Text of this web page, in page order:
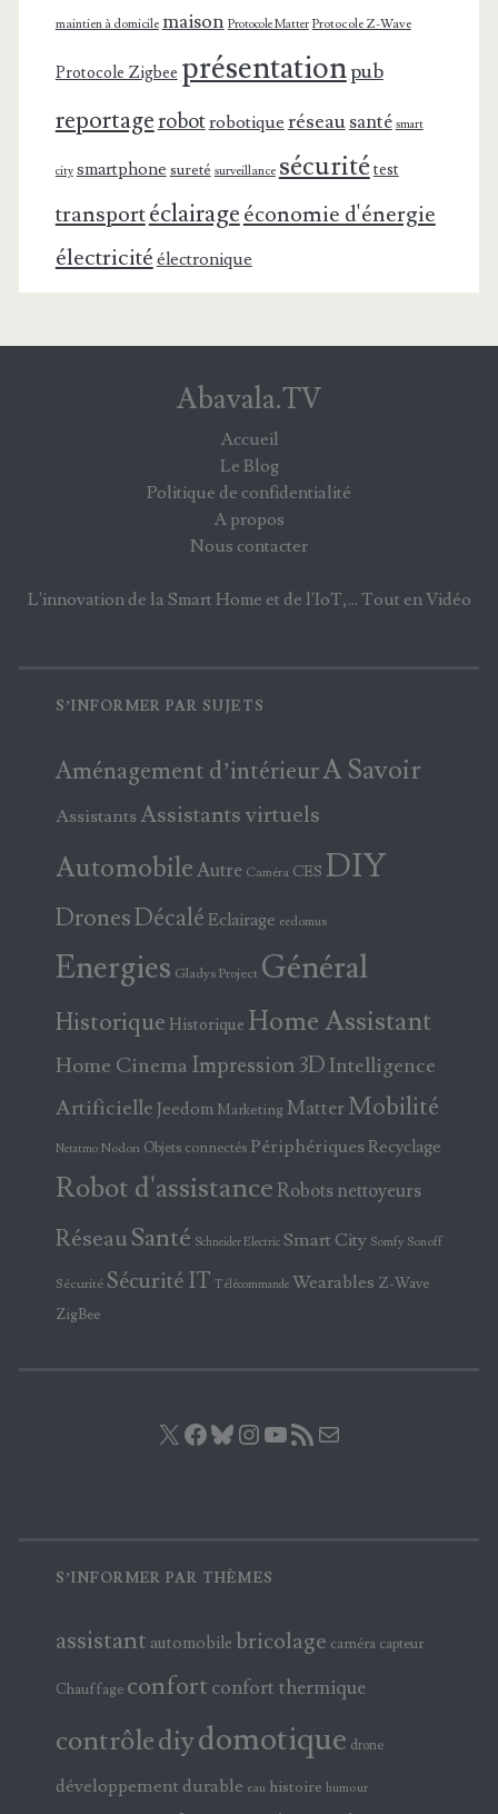
maintien à domicile maison Protocole Matter Protocole Z-Wave
Protocole Zigbee présentationpub
reportagerobotrobotique réseausanté smart
city smartphone sureté surveillance sécuritétest
transportéclairageéconomie d'énergie
électricité électronique
Abavala.TV
Accueil
Le Blog
Politique de confidentialité
A propos
Nous contacter
L'innovation de la Smart Home et de l'IoT,... Tout en Vidéo
S’INFORMER PAR SUJETS
Aménagement d’intérieurA Savoir
AssistantsAssistants virtuels
AutomobileAutre Caméra CES DIY
DronesDécalé Eclairage eedomus
Energies Gladys Project Général
Historique Historique Home Assistant
Home Cinema Impression 3DIntelligence
Artificielle Jeedom Marketing Matter Mobilité
Netatmo Nodon Objets connectés PériphériquesRecyclage
Robot d'assistance Robots nettoyeurs
RéseauSanté Schneider Electric Smart City Somfy Sonoff
Sécurité Sécurité IT Télécommande Wearables Z-Wave
ZigBee
X Facebook
Bluesky
Instagram
YouTube
Flux RSS
S’INFORMER PAR THÈMES
assistant automobile bricolage caméra capteur
Chauffage confort confort thermique
contrôlediydomotique drone
développement durable eau histoire humour